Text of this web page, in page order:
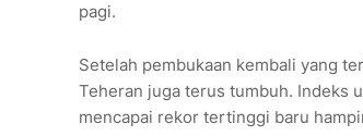
pagi.
Setelah pembukaan kembali yang
Teheran juga terus tumbuh. Indeks
mencapai rekor tertinggi baru